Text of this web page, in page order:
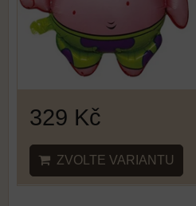
329 Kč
ZVOLTE VARIANTU